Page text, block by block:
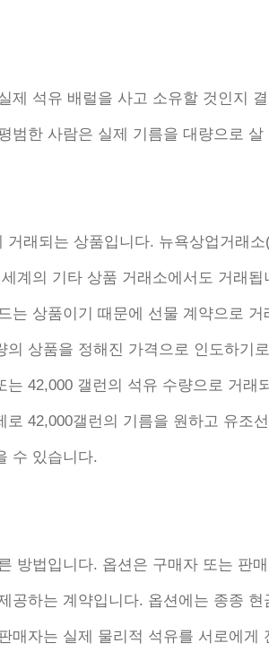
제 석유 배럴을 사고 소유할 것인지
범한 사람은 실제 기름을 대량으로 살
래되는 상품입니다. 뉴욕상업거래소
계의 기타 상품 거래소에서도 거래
는 상품이기 때문에 선물 계약으로
상품을 정해진 가격으로 인도하기
42,000 갤런의 석유 수량으로 거래
로 42,000갤런의 기름을 원하고 유조
수 있습니다.
방법입니다. 옵션은 구매자 또는 판
공하는 계약입니다. 옵션에는 종종
매자는 실제 물리적 석유를 서로에게